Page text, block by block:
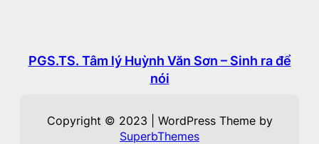
PGS.TS. Tâm lý Huỳnh Văn Sơn – Sinh ra để
nói
Copyright © 2023 | WordPress Theme by
SuperbThemes